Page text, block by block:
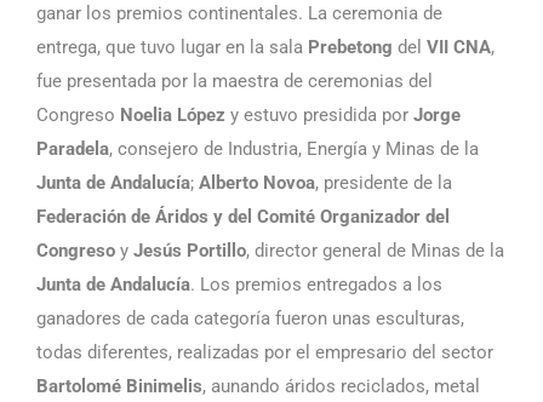
ganar los premios continentales. La ceremonia de
entrega, que tuvo lugar en la sala Prebetong del VII CNA,
fue presentada por la maestra de ceremonias del
Congreso Noelia López y estuvo presidida por Jorge
Paradela, consejero de Industria, Energía y Minas de la
Junta de Andalucía; Alberto Novoa, presidente de la
Federación de Áridos y del Comité Organizador del
Congreso y Jesús Portillo, director general de Minas de la
Junta de Andalucía. Los premios entregados a los
ganadores de cada categoría fueron unas esculturas,
todas diferentes, realizadas por el empresario del sector
Bartolomé Binimelis, aunando áridos reciclados, metal